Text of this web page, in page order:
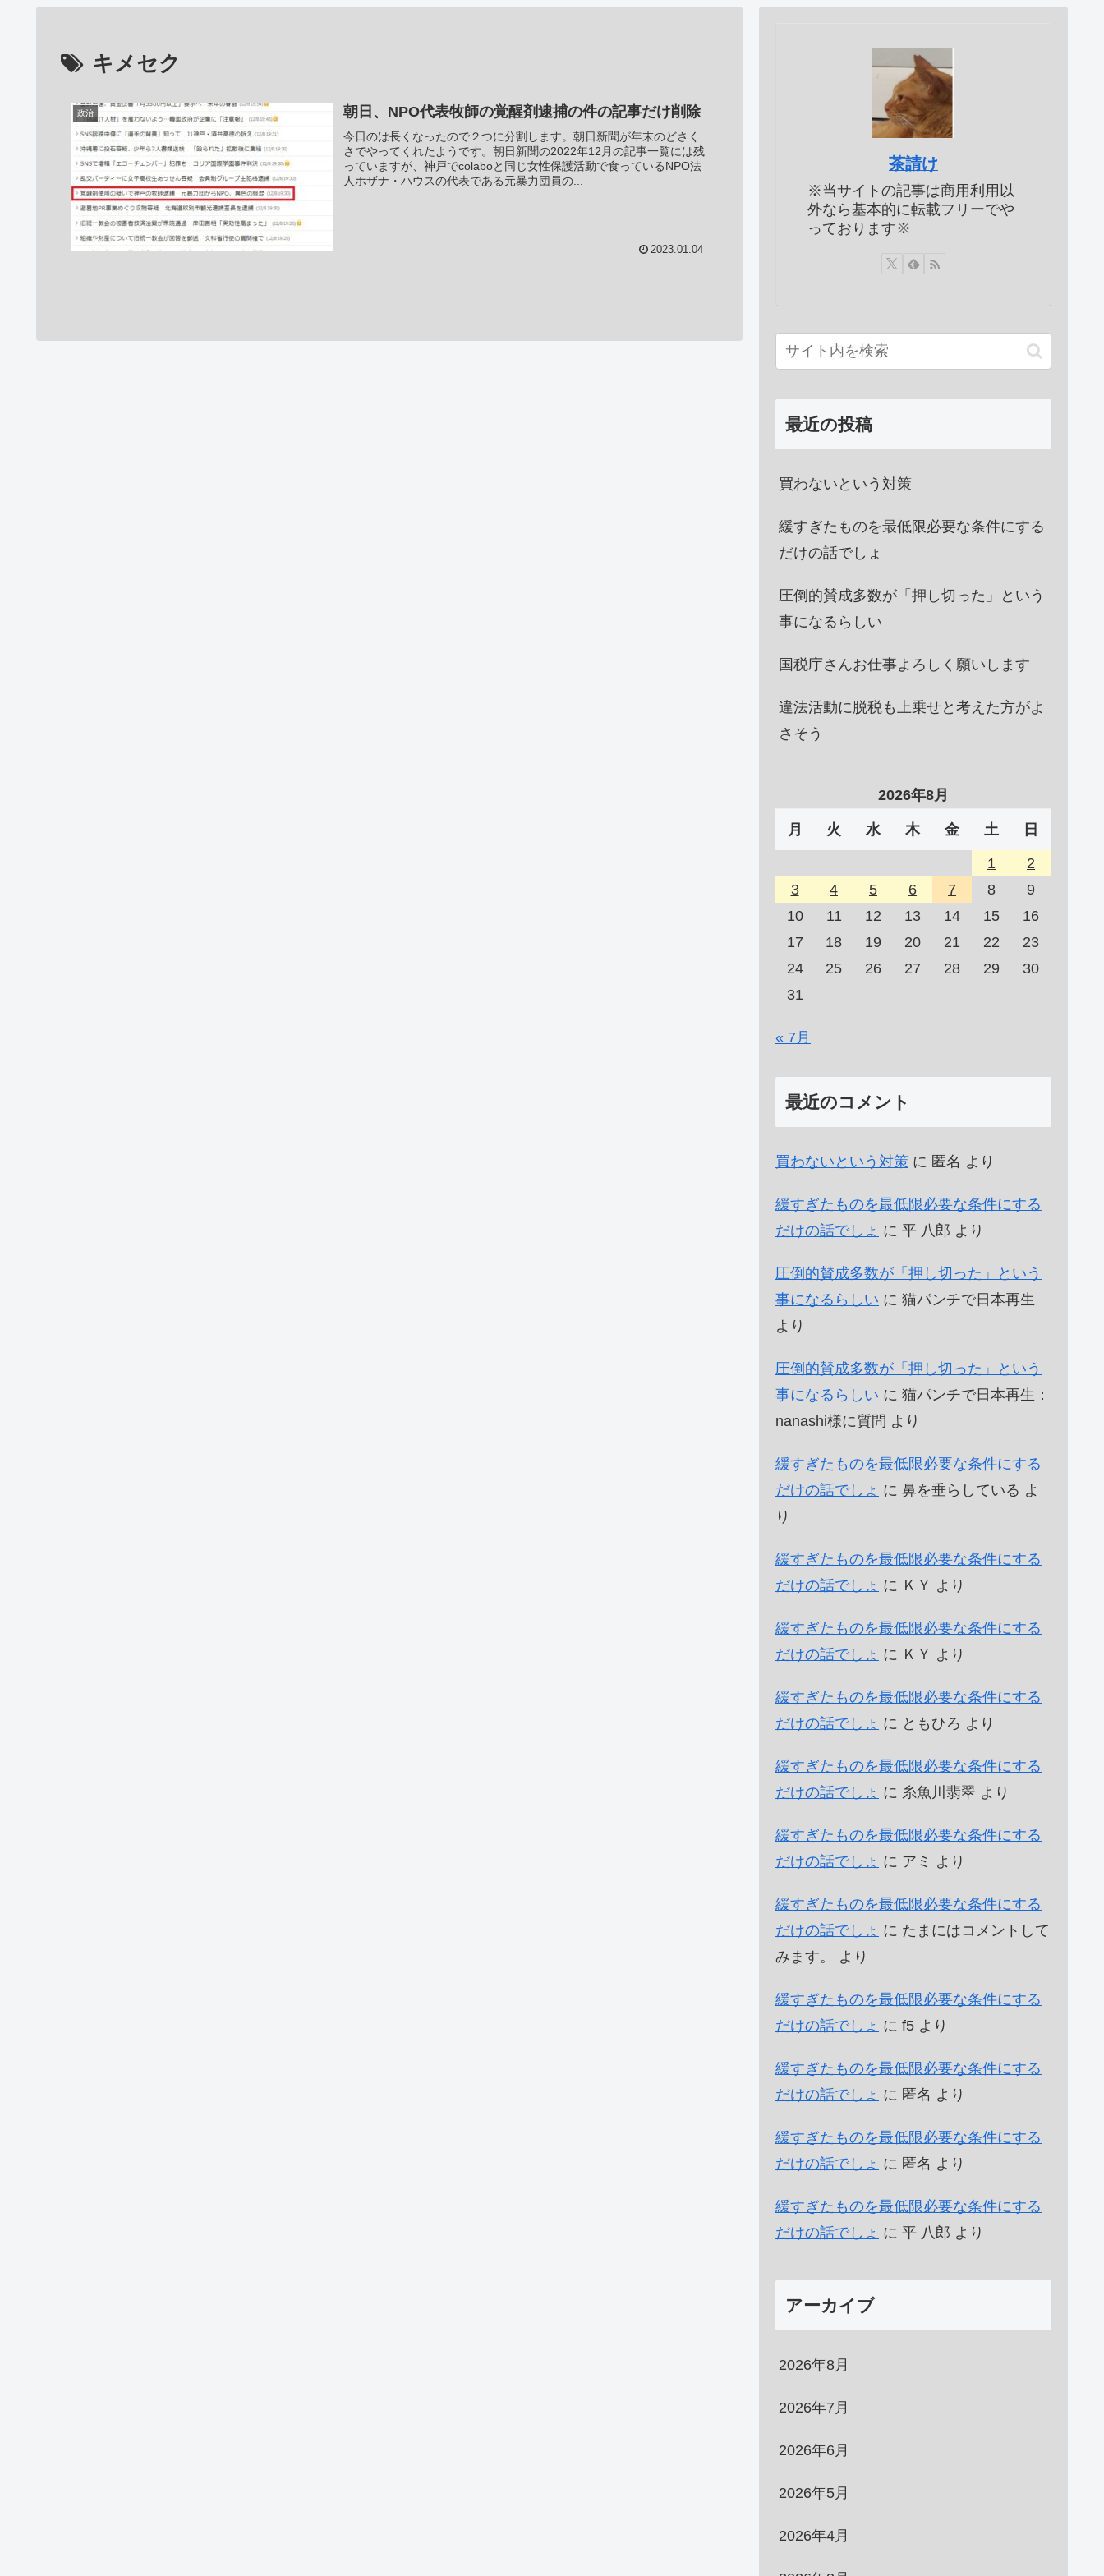
キメセク
政治 朝日、NPO代表牧師の覚醒剤逮捕の件の記事だけ削除
今日のは長くなったので２つに分割します。朝日新聞が年末のどさく
さでやってくれたようです。朝日新聞の2022年12月の記事一覧には残
っていますが、神戸でcolaboと同じ女性保護活動で食っているNPO法
人ホザナ・ハウスの代表である元暴力団員の...
2023.01.04
茶請け
※当サイトの記事は商用利用以
外なら基本的に転載フリーでや
っております※
最近の投稿
買わないという対策
緩すぎたものを最低限必要な条件にする
だけの話でしょ
圧倒的賛成多数が「押し切った」という
事になるらしい
国税庁さんお仕事よろしく願いします
違法活動に脱税も上乗せと考えた方がよ
さそう
2026年8月
月 火 水 木 金 土 日
1
2
3
4 5 6 7 8
9
10
11 12 13 14 15
16
17
18 19 20 21 22
23
24
25 26 27 28 29
30
31
« 7月
最近のコメント
買わないという対策 に 匿名 より
緩すぎたものを最低限必要な条件にする
だけの話でしょ に 平 八郎 より
圧倒的賛成多数が「押し切った」という
事になるらしい に 猫パンチで日本再生
より
圧倒的賛成多数が「押し切った」という
事になるらしい に 猫パンチで日本再生：
nanashi様に質問 より
緩すぎたものを最低限必要な条件にする
だけの話でしょ に 鼻を垂らしている よ
り
緩すぎたものを最低限必要な条件にする
だけの話でしょ に ＫＹ より
緩すぎたものを最低限必要な条件にする
だけの話でしょ に ＫＹ より
緩すぎたものを最低限必要な条件にする
だけの話でしょ に ともひろ より
緩すぎたものを最低限必要な条件にする
だけの話でしょ に 糸魚川翡翠 より
緩すぎたものを最低限必要な条件にする
だけの話でしょ に アミ より
緩すぎたものを最低限必要な条件にする
だけの話でしょ に たまにはコメントして
みます。
より
緩すぎたものを最低限必要な条件にする
だけの話でしょ に f5 より
緩すぎたものを最低限必要な条件にする
だけの話でしょ に 匿名 より
緩すぎたものを最低限必要な条件にする
だけの話でしょ に 匿名 より
緩すぎたものを最低限必要な条件にする
だけの話でしょ に 平 八郎 より
アーカイブ
2026年8月
2026年7月
2026年6月
2026年5月
2026年4月